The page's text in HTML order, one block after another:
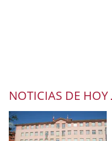
NOTICIAS DE HOY